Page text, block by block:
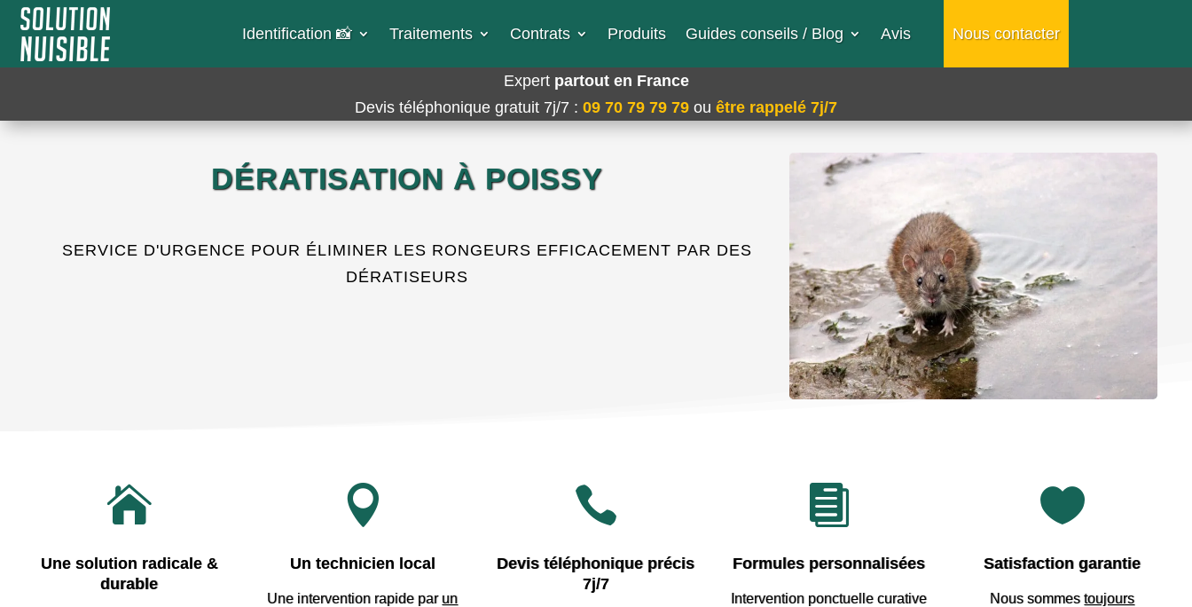
Identification 📸​ Traitements Contrats Produits Guides conseils / Blog Avis Nous contacter
Expert partout en France
Devis téléphonique gratuit 7j/7 : 09 70 79 79 79 ou être rappelé 7j/7
DÉRATISATION À POISSY
SERVICE D'URGENCE POUR ÉLIMINER LES RONGEURS EFFICACEMENT PAR DES
DÉRATISEURS

Une solution radicale &
durable

Un technicien local
Une intervention rapide par un

Devis téléphonique précis
7j/7

Formules personnalisées
Intervention ponctuelle curative

Satisfaction garantie
Nous sommestoujours